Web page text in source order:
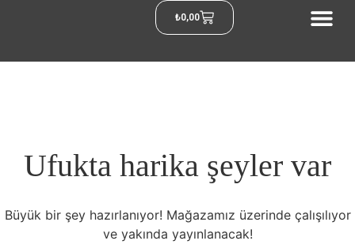
₺0,00
Ufukta harika şeyler var
Büyük bir şey hazırlanıyor! Mağazamız üzerinde çalışılıyor
ve yakında yayınlanacak!